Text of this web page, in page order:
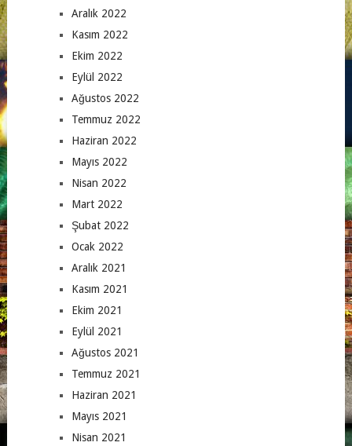
Aralık 2022
Kasım 2022
Ekim 2022
Eylül 2022
Ağustos 2022
Temmuz 2022
Haziran 2022
Mayıs 2022
Nisan 2022
Mart 2022
Şubat 2022
Ocak 2022
Aralık 2021
Kasım 2021
Ekim 2021
Eylül 2021
Ağustos 2021
Temmuz 2021
Haziran 2021
Mayıs 2021
Nisan 2021